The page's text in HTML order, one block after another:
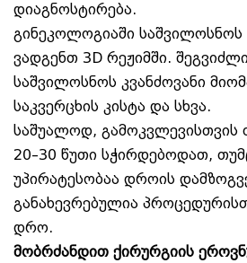
დიაგნოსტირება.
გინეკოლოგიაში
ვადგენთ 3D რეჟიმში.
საშვილოსნოს კვანძოვანი
საკვერცხის კისტა და სხვა.
საშუალოდ, გამოკვლევისთვის
20–30 წუთი სჭირდებოდათ,
უპირატესობაა დროის
განახევრებულია
დრო.
მობრძანდით ქირურგიის